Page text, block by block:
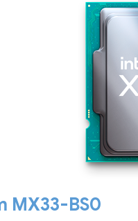
MX33-BS0